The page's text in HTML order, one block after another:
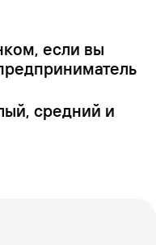
если вы
средний и